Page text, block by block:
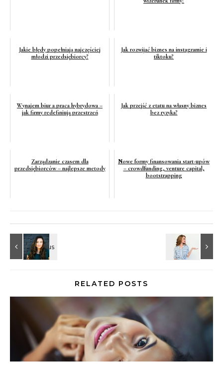
Jakie błędy popełniają najczęściej
młodzi przedsiębiorcy?
Jak rozwijać biznes na instagramie i
tiktoku?
Wynajem biur a praca hybrydowa –
jak firmy redefiniują przestrzeń
Jak przejść z etatu na własny biznes
bez ryzyka?
Zarządzanie czasem dla
przedsiębiorców – najlepsze metody
Nowe formy finansowania start-upów
– crowdfunding, venture capital,
bootstrapping
RELATED POSTS